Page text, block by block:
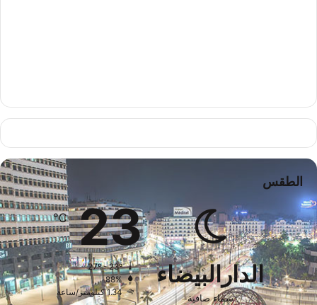
الطقس
الدارالبيضاء
سماء صافية
23
℃
27º - 23º
88%
1.34 كيلومتر/ساعة